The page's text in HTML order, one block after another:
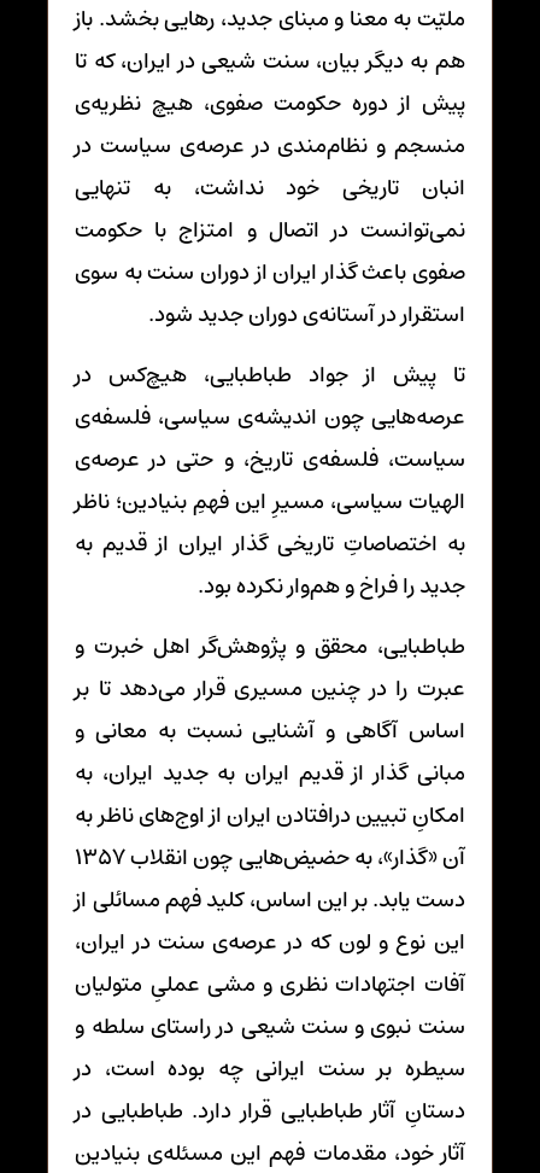
ملیّت به معنا و مبنای جدید، رهایی بخشد. باز
هم به دیگر بیان، سنت شیعی در ایران، که تا
پیش از دوره حکومت صفوی، هیچ نظریه‌ی
منسجم و نظام‌مندی در عرصه‌ی سیاست در
انبان تاریخی خود نداشت، به تنهایی
نمی‌توانست در اتصال و امتزاج با حکومت
صفوی باعث گذار ایران از دوران سنت به سوی
استقرار در آستانه‌ی دوران جدید شود.
تا پیش از جواد طباطبایی، هیچ‌کس در
عرصه‌هایی چون اندیشه‌ی سیاسی، فلسفه‌ی
سیاست، فلسفه‌ی تاریخ، و حتی در عرصه‌ی
الهیات سیاسی، مسیرِ این فهمِ بنیادین؛ ناظر
به اختصاصاتِ تاریخی گذار ایران از قدیم به
جدید را فراخ و هم‌وار نکرده بود.
طباطبایی، محقق و پژوهش‌گر اهل خبرت و
عبرت را در چنین مسیری قرار می‌دهد تا بر
اساس آگاهی و آشنایی نسبت به معانی و
مبانی گذار از قدیم ایران به جدید ایران، به
امکانِ تبیین درافتادن ایران از اوج‌های ناظر به
آن «گذار»، به حضیض‌هایی چون انقلاب 1357
دست یابد. بر این اساس، کلید فهم مسائلی از
این نوع و لون که در عرصه‌ی سنت در ایران،
آفات اجتهادات نظری و مشی عملیِ متولیان
سنت نبوی و سنت شیعی در راستای سلطه و
سیطره بر سنت ایرانی چه بوده است، در
دستانِ آثار طباطبایی قرار دارد. طباطبایی در
آثار خود، مقدمات فهم این مسئله‌ی بنیادین